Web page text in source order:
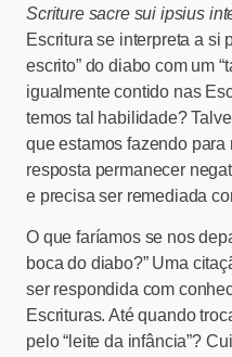
Scriture sacre sui ipsius
Escritura se interpreta a si
escrito” do diabo com um
igualmente contido nas
temos tal habilidade?
que estamos fazendo para
resposta permanecer
e precisa ser remediada
O que faríamos se nos
boca do diabo?” Uma
ser respondida com
Escrituras. Até quando
pelo “leite da infância”?